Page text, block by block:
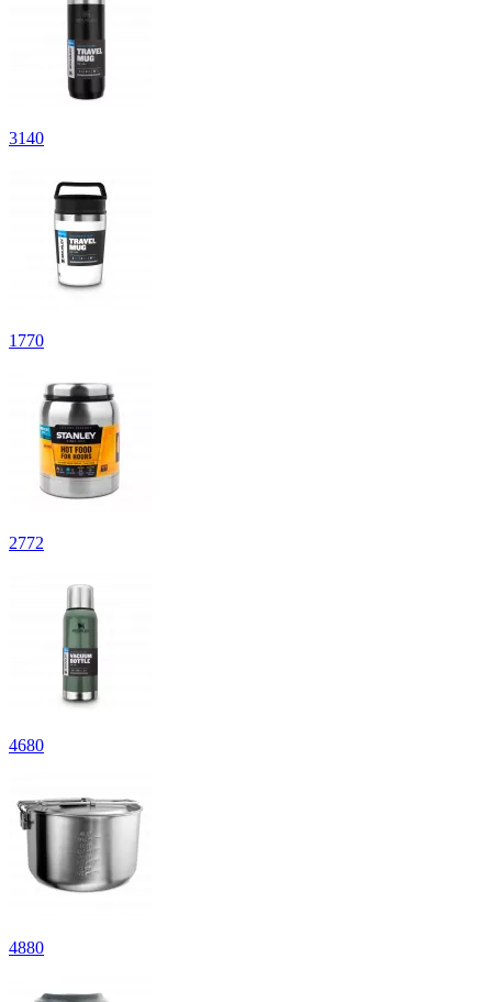
3140
1 770
2772
4680
4880